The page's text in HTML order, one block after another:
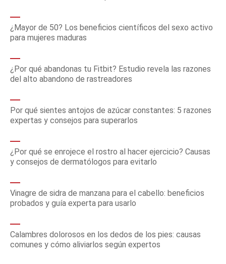
¿Mayor de 50? Los beneficios científicos del sexo activo
para mujeres maduras
¿Por qué abandonas tu Fitbit? Estudio revela las razones
del alto abandono de rastreadores
Por qué sientes antojos de azúcar constantes: 5 razones
expertas y consejos para superarlos
¿Por qué se enrojece el rostro al hacer ejercicio? Causas
y consejos de dermatólogos para evitarlo
Vinagre de sidra de manzana para el cabello: beneficios
probados y guía experta para usarlo
Calambres dolorosos en los dedos de los pies: causas
comunes y cómo aliviarlos según expertos